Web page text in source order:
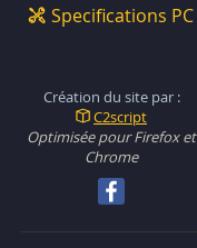
Specifications PC
Création du site par :
C2script
Optimisée pour Firefox et
Chrome